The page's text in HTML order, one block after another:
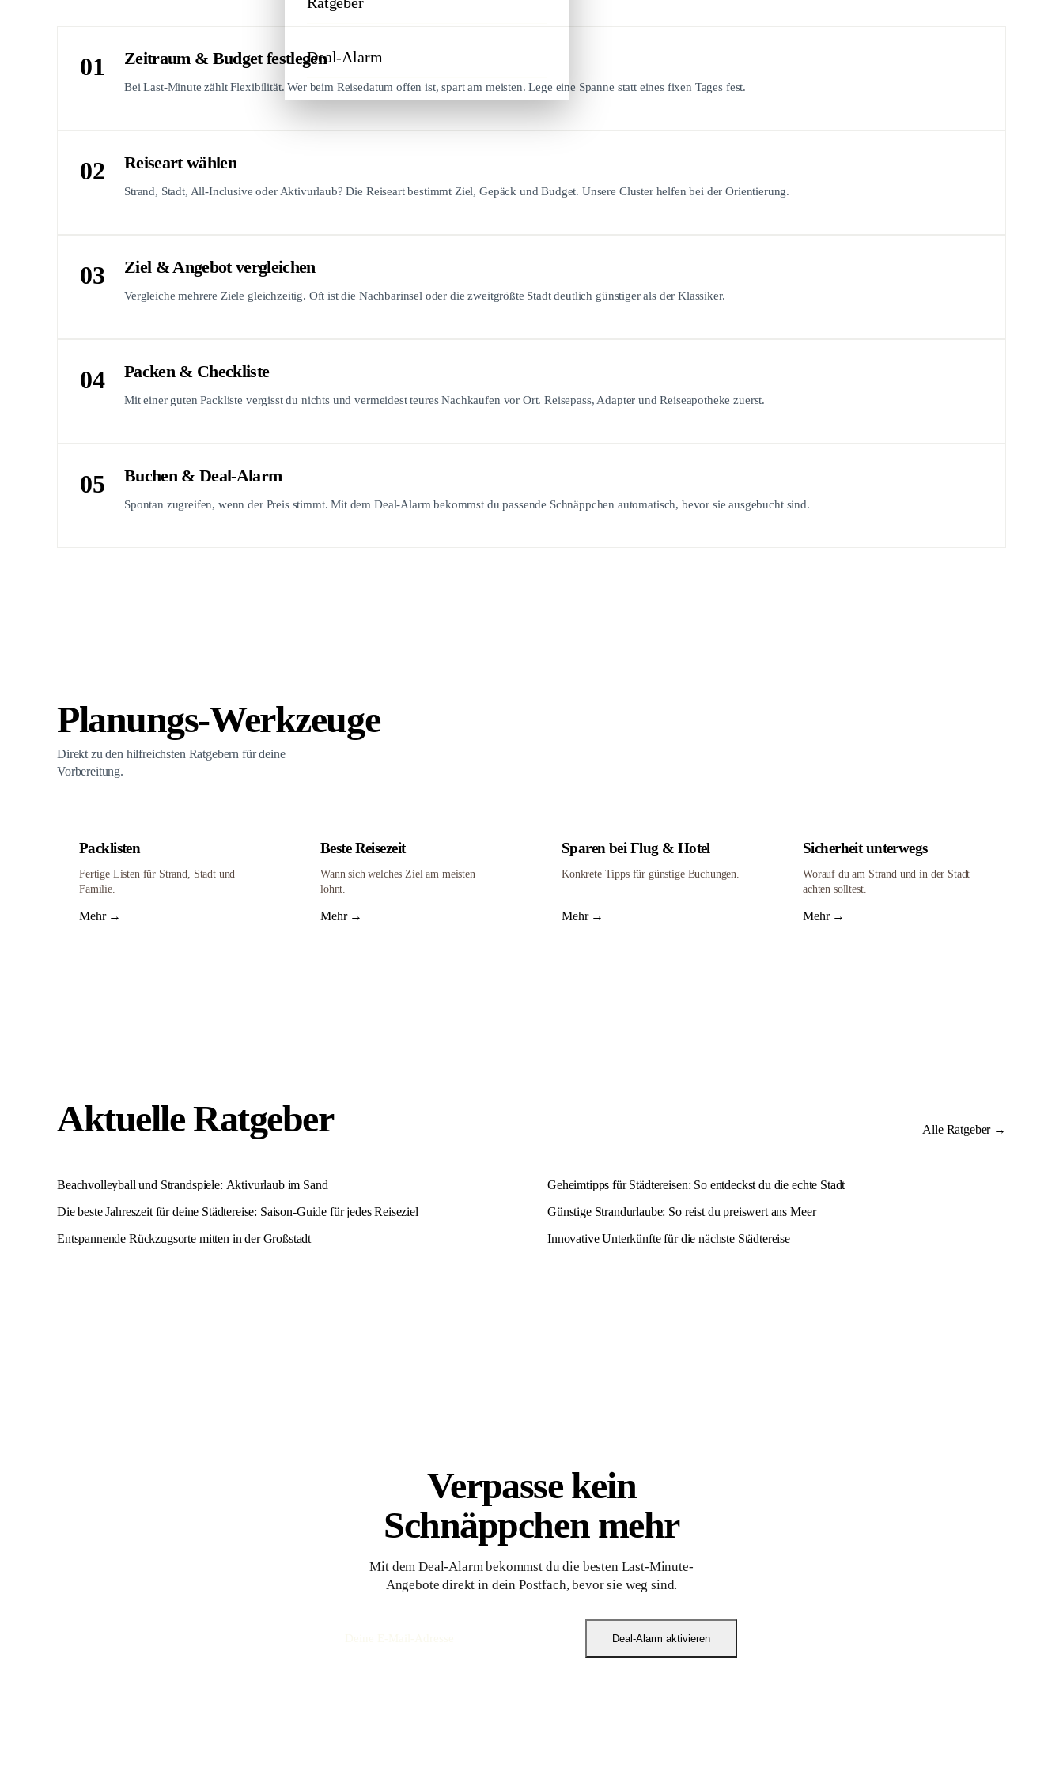
Deal-Alarm
01 Zeitraum & Budget festlegen
Bei Last-Minute zählt Flexibilität. Wer beim Reisedatum offen ist, spart am meisten. Lege eine Spanne statt eines fixen Tages fest.
02 Reiseart wählen
Strand, Stadt, All-Inclusive oder Aktivurlaub? Die Reiseart bestimmt Ziel, Gepäck und Budget. Unsere Cluster helfen bei der Orientierung.
03 Ziel & Angebot vergleichen
Vergleiche mehrere Ziele gleichzeitig. Oft ist die Nachbarinsel oder die zweitgrößte Stadt deutlich günstiger als der Klassiker.
04 Packen & Checkliste
Mit einer guten Packliste vergisst du nichts und vermeidest teures Nachkaufen vor Ort. Reisepass, Adapter und Reiseapotheke zuerst.
05 Buchen & Deal-Alarm
Spontan zugreifen, wenn der Preis stimmt. Mit dem Deal-Alarm bekommst du passende Schnäppchen automatisch, bevor sie ausgebucht sind.
Planungs-Werkzeuge
Direkt zu den hilfreichsten Ratgebern für deine
Vorbereitung.
Packlisten
Fertige Listen für Strand, Stadt und
Familie.
Mehr →
Beste Reisezeit
Wann sich welches Ziel am meisten
lohnt.
Mehr →
Sparen bei Flug & Hotel
Konkrete Tipps für günstige Buchungen.
Mehr →
Sicherheit unterwegs
Worauf du am Strand und in der Stadt
achten solltest.
Mehr →
Aktuelle Ratgeber Alle Ratgeber →
Beachvolleyball und Strandspiele: Aktivurlaub im Sand
Die beste Jahreszeit für deine Städtereise: Saison-Guide für jedes Reiseziel
Entspannende Rückzugsorte mitten in der Großstadt
Geheimtipps für Städtereisen: So entdeckst du die echte Stadt
Günstige Strandurlaube: So reist du preiswert ans Meer
Innovative Unterkünfte für die nächste Städtereise
Verpasse kein
Schnäppchen mehr
Mit dem Deal-Alarm bekommst du die besten Last-Minute-
Angebote direkt in dein Postfach, bevor sie weg sind.
Deal-Alarm aktivieren